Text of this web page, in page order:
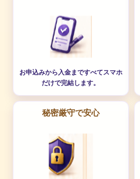
お申込みから入金まですべてスマホ
だけで完結します。
秘密厳守で安心